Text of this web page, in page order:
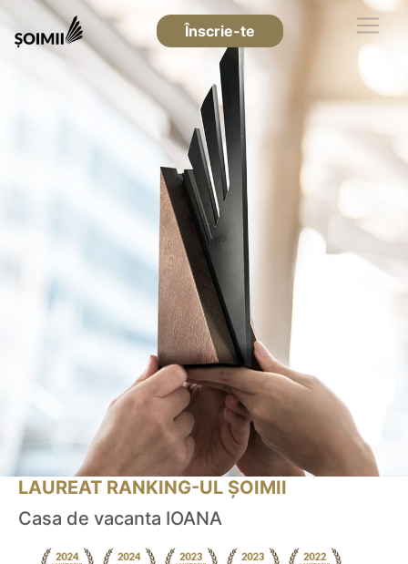
Înscrie-te
LAUREAT RANKING-UL ȘOIMII
Casa de vacanta IOANA